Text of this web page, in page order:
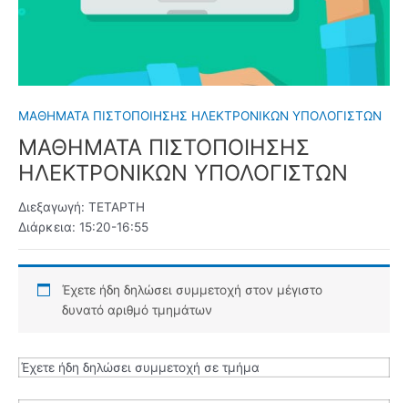
ΜΑΘΗΜΑΤΑ ΠΙΣΤΟΠΟΙΗΣΗΣ ΗΛΕΚΤΡΟΝΙΚΩΝ ΥΠΟΛΟΓΙΣΤΩΝ
ΜΑΘΗΜΑΤΑ ΠΙΣΤΟΠΟΙΗΣΗΣ
ΗΛΕΚΤΡΟΝΙΚΩΝ ΥΠΟΛΟΓΙΣΤΩΝ
Διεξαγωγή: ΤΕΤΑΡΤΗ
Διάρκεια: 15:20-16:55
ΜΑΘΗΜΑΤΑ
ΠΙΣΤΟΠΟΙΗΣΗΣ
ΗΛΕΚΤΡΟΝΙΚΩΝ
ΥΠΟΛΟΓΙΣΤΩΝ
Έχετε ήδη δηλώσει συμμετοχή στον μέγιστο
δυνατό αριθμό τμημάτων
Έχετε ήδη δηλώσει συμμετοχή σε τμήμα